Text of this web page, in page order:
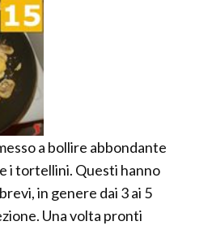
a bollire abbondante
i tortellini. Questi hanno
in genere dai 3 ai 5
Una volta pronti